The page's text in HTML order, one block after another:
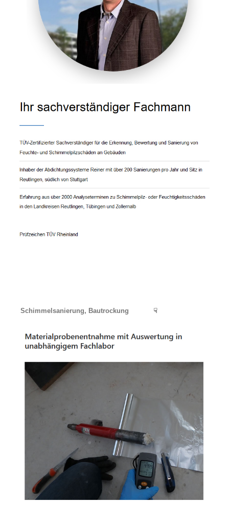
Schimmelsanierung, Bautrockung ☟